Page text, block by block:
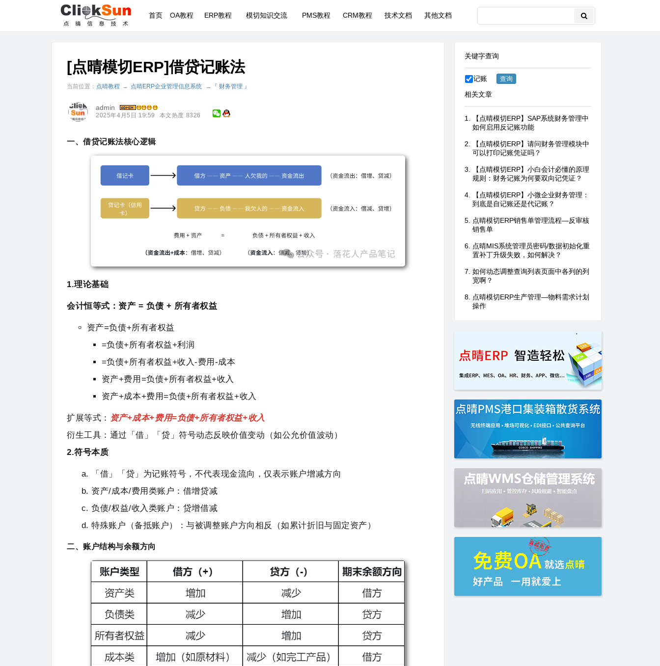
首页 OA教程 ERP教程 模切知识交流 PMS教程 CRM教程 技术文档 其他文档
[点晴模切ERP]借贷记账法
当前位置： 点晴教程 → 点晴ERP企业管理信息系统 → 『 财务管理 』
admin
2025年4月5日 19:59 本文热度 8326
一、借贷记账法核心逻辑
1.理论基础
会计恒等式：资产 = 负债 + 所有者权益
资产=负债+所有者权益
=负债+所有者权益+利润
=负债+所有者权益+收入-费用-成本
资产+费用=负债+所有者权益+收入
资产+成本+费用=负债+所有者权益+收入
扩展等式： 资产+成本+费用=负债+所有者权益+收入
衍生工具：通过「借」「贷」符号动态反映价值变动（如公允价值波动）
2.符号本质
「借」「贷」为记账符号，不代表现金流向，仅表示账户增减方向
资产/成本/费用类账户：借增贷减
负债/权益/收入类账户：贷增借减
特殊账户（备抵账户）：与被调整账户方向相反（如累计折旧与固定资产）
二、账户结构与余额方向
关键字查询
记账
相关文章
【点晴模切ERP】SAP系统财务管理中
如何启用反记账功能
【点晴模切ERP】请问财务管理模块中
可以打印记账凭证吗？
【点晴模切ERP】小白会计必懂的原理
规则：财务记账为何要双向记凭证？
【点晴模切ERP】小微企业财务管理：
到底是自记账还是代记账？
点晴模切ERP销售单管理流程—反审核
销售单
点晴MIS系统管理员密码/数据初始化重
置补丁升级失败，如何解决？
如何动态调整查询列表页面中各列的列
宽啊？
点晴模切ERP生产管理—物料需求计划
操作